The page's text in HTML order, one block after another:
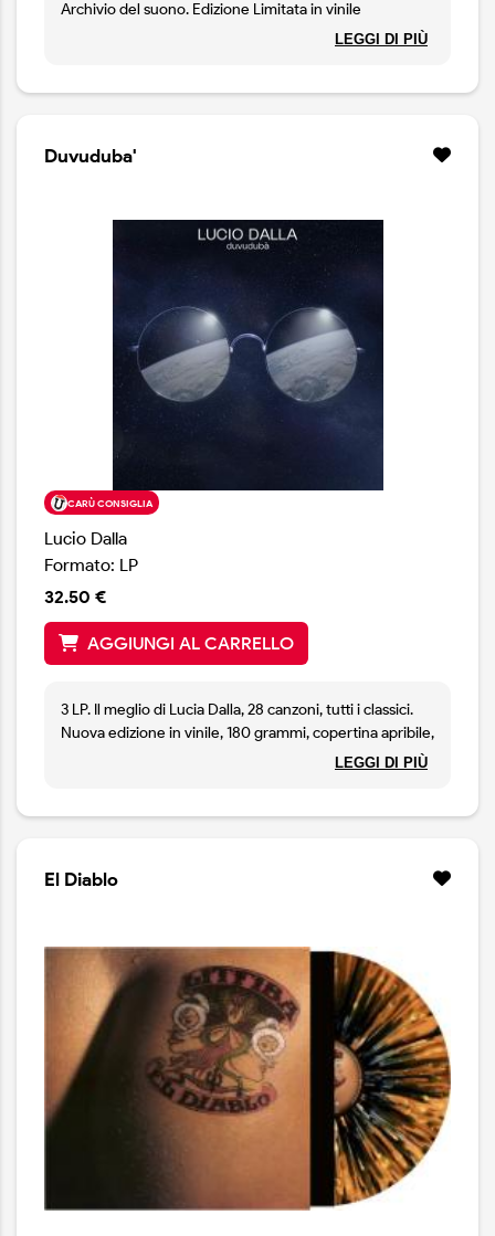
Archivio del suono. Edizione Limitata in vinile
LEGGI DI PIÙ
Duvuduba'
CARÙ CONSIGLIA
Lucio Dalla
Formato: LP
32.50 €
AGGIUNGI AL CARRELLO
3 LP. Il meglio di Lucia Dalla, 28 canzoni, tutti i classici.
Nuova edizione in vinile, 180 grammi, copertina apribile,
LEGGI DI PIÙ
El Diablo